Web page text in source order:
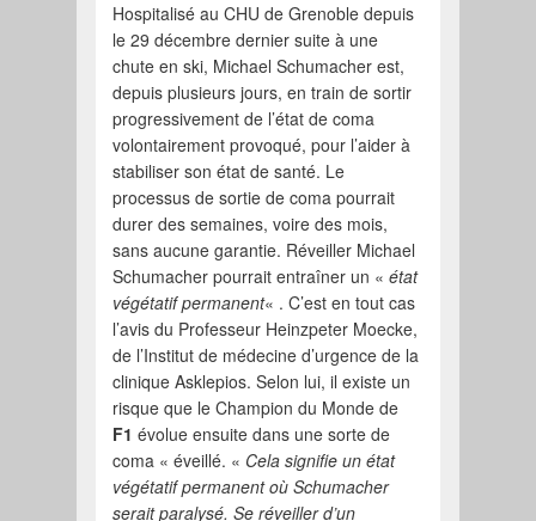
Hospitalisé au CHU de Grenoble depuis
le 29 décembre dernier suite à une
chute en ski, Michael Schumacher est,
depuis plusieurs jours, en train de sortir
progressivement de l’état de coma
volontairement provoqué, pour l’aider à
stabiliser son état de santé. Le
processus de sortie de coma pourrait
durer des semaines, voire des mois,
sans aucune garantie. Réveiller Michael
Schumacher pourrait entraîner un «état
végétatif permanent« . C’est en tout cas
l’avis du Professeur Heinzpeter Moecke,
de l’Institut de médecine d’urgence de la
clinique Asklepios. Selon lui, il existe un
risque que le Champion du Monde de
F1 évolue ensuite dans une sorte de
coma « éveillé. « Cela signifie un état
végétatif permanent où Schumacher
serait paralysé. Se réveiller d’un